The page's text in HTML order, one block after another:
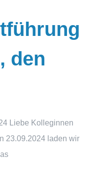
den
Liebe Kolleginnen
23.09.2024 laden wir